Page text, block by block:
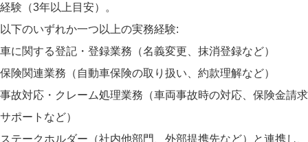
経験（3年以上目安）。
以下のいずれか一つ以上の実務経験:
車に関する登記・登録業務（名義変更、抹消登録など）
保険関連業務（自動車保険の取り扱い、約款理解など）
事故対応・クレーム処理業務（車両事故時の対応、保険金請求
サポートなど）
ステークホルダー（社内他部門、外部提携先など）と連携し、